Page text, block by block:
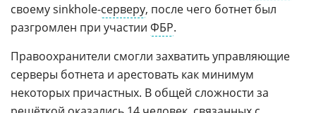
своему sinkhole-серверу, после чего ботнет был
разгромлен при участии ФБР.
Правоохранители смогли захватить управляющие
серверы ботнета и арестовать как минимум
некоторых причастных. В общей сложности за